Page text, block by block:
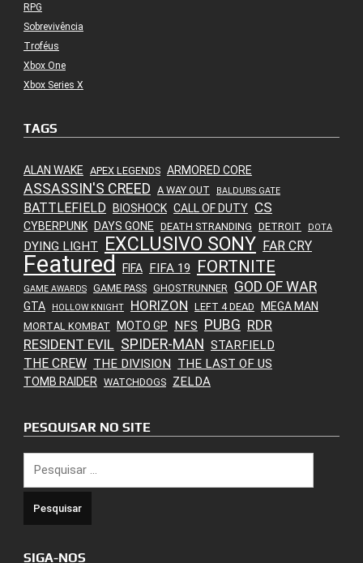
RPG
Sobrevivência
Troféus
Xbox One
Xbox Series X
TAGS
ALAN WAKE APEX LEGENDS ARMORED CORE
ASSASSIN'S CREED A WAY OUT BALDURS GATE
BATTLEFIELD BIOSHOCK CALL OF DUTY CS
CYBERPUNK DAYS GONE DEATH STRANDING DETROIT DOTA
DYING LIGHT EXCLUSIVO SONY FAR CRY
Featured FIFA FIFA 19 FORTNITE
GAME AWARDS GAME PASS GHOSTRUNNER GOD OF WAR
GTA HOLLOW KNIGHT HORIZON LEFT 4 DEAD MEGA MAN
MORTAL KOMBAT MOTO GP NFS PUBG RDR
RESIDENT EVIL SPIDER-MAN STARFIELD
THE CREW THE DIVISION THE LAST OF US
TOMB RAIDER WATCHDOGS ZELDA
PESQUISAR NO SITE
por:
SIGA-NOS